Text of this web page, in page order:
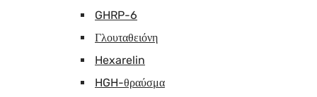
GHRP-6
Γλουταθειόνη
Hexarelin
HGH-θραύσμα